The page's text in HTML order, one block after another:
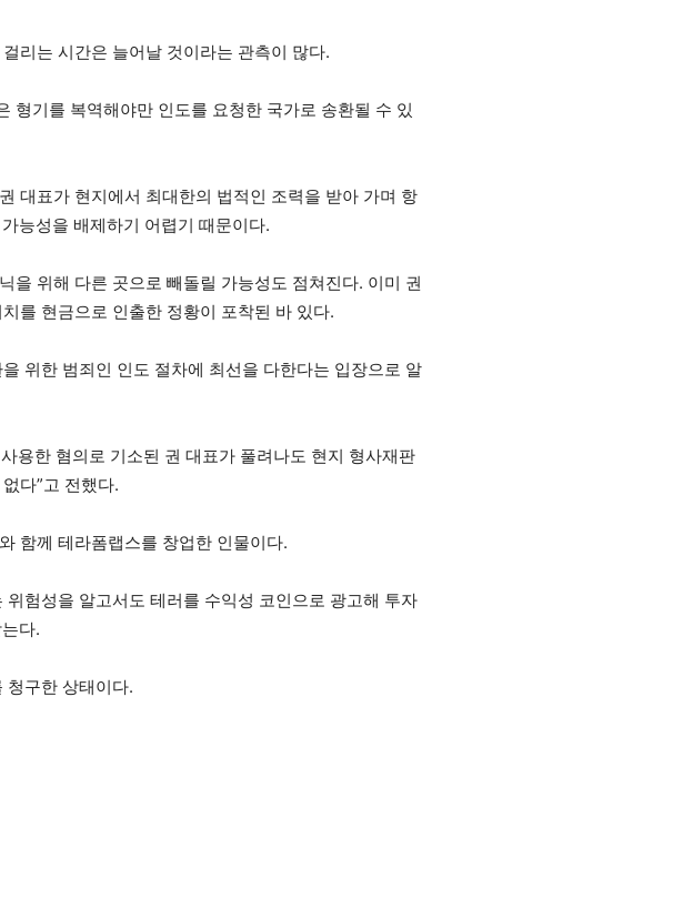
리는 시간은 늘어날 것이라는 관측이 많다.
형기를 복역해야만 인도를 요청한 국가로 송환될 수 있
대표가 현지에서 최대한의 법적인 조력을 받아 가며 항
능성을 배제하기 어렵기 때문이다.
을 위해 다른 곳으로 빼돌릴 가능성도 점쳐진다. 이미 권
를 현금으로 인출한 정황이 포착된 바 있다.
위한 범죄인 인도 절차에 최선을 다한다는 입장으로 알
용한 혐의로 기소된 권 대표가 풀려나도 현지 형사재판
다”고 전했다.
함께 테라폼랩스를 창업한 인물이다.
험성을 알고서도 테러를 수익성 코인으로 광고해 투자
다.
청구한 상태이다.